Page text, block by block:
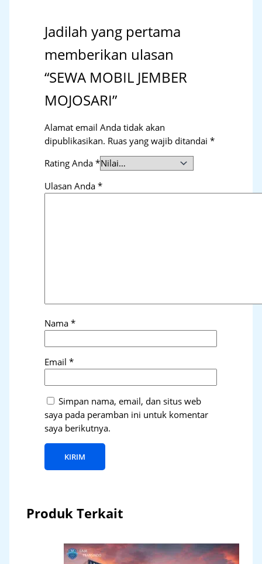
Jadilah yang pertama
memberikan ulasan
“SEWA MOBIL JEMBER
MOJOSARI”
Alamat email Anda tidak akan
dipublikasikan. Ruas yang wajib ditandai*
Rating Anda*
Ulasan Anda*
Nama*
Email*
Simpan nama, email, dan situs web
saya pada peramban ini untuk komentar
saya berikutnya.
Produk Terkait